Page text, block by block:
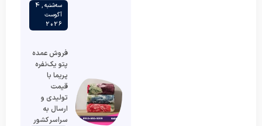
سه‌شنبه , 4
آگوست
2026
فروش عمده
پتو یک‌نفره
پریما با
قیمت
تولیدی و
ارسال به
سراسر کشور